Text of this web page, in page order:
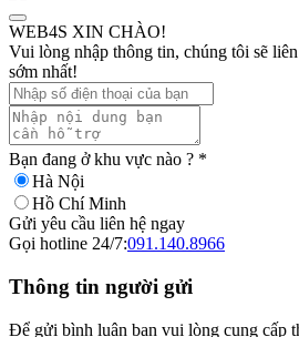
WEB4S XIN CHÀO!
Vui lòng nhập thông tin, chúng tôi sẽ
sớm nhất!
Bạn đang ở khu vực nào ? *
Hà Nội
Hồ Chí Minh
Gửi yêu cầu liên hệ ngay
Gọi hotline 24/7:091.140.8966
Thông tin người gửi
Để gửi bình luận bạn vui lòng cung cấp